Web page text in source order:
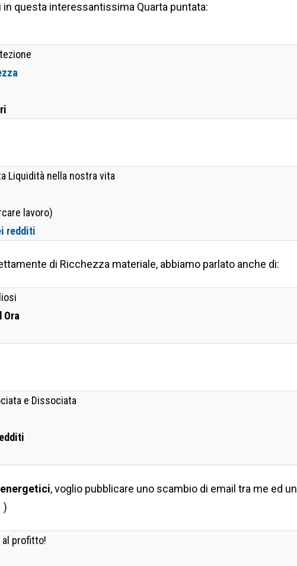
questa interessantissima Quarta puntata:
Liquidità nella nostra vita
lavoro)
redditi
di Ricchezza materiale, abbiamo parlato anche di:
Ora
e Dissociata
, voglio pubblicare uno scambio di email tra me ed un
)
al profitto!